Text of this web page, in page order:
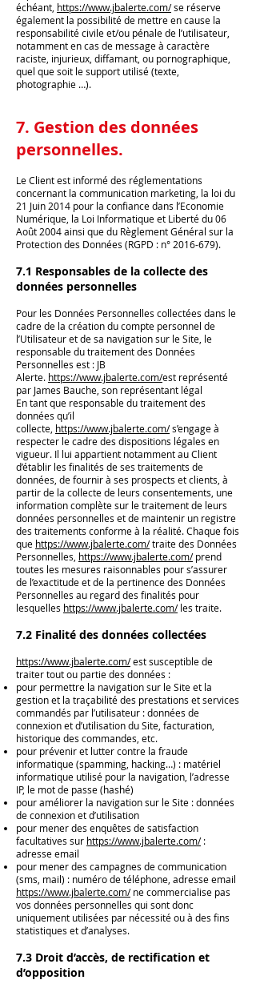
échéant, https://www.jbalerte.com/se réserve
également la possibilité de mettre en cause la
responsabilité civile et/ou pénale de l’utilisateur,
notamment en cas de message à caractère
raciste, injurieux, diffamant, ou pornographique,
quel que soit le support utilisé (texte,
photographie …).
7. Gestion des données
personnelles.
Le Client est informé des réglementations
concernant la communication marketing, la loi du
21 Juin 2014 pour la confiance dans l’Economie
Numérique, la Loi Informatique et Liberté du 06
Août 2004 ainsi que du Règlement Général sur la
Protection des Données (RGPD : n° 2016-679).
7.1 Responsables de la collecte des
données personnelles
Pour les Données Personnelles collectées dans le
cadre de la création du compte personnel de
l’Utilisateur et de sa navigation sur le Site, le
responsable du traitement des Données
Personnelles est : JB
Alerte. https://www.jbalerte.com/est représenté
par James Bauche, son représentant légal
En tant que responsable du traitement des
données qu’il
collecte, https://www.jbalerte.com/s’engage à
respecter le cadre des dispositions légales en
vigueur. Il lui appartient notamment au Client
d’établir les finalités de ses traitements de
données, de fournir à ses prospects et clients, à
partir de la collecte de leurs consentements, une
information complète sur le traitement de leurs
données personnelles et de maintenir un registre
des traitements conforme à la réalité. Chaque fois
que https://www.jbalerte.com/traite des Données
Personnelles, https://www.jbalerte.com/prend
toutes les mesures raisonnables pour s’assurer
de l’exactitude et de la pertinence des Données
Personnelles au regard des finalités pour
lesquelles https://www.jbalerte.com/les traite.
7.2 Finalité des données collectées
https://www.jbalerte.com/est susceptible de
traiter tout ou partie des données :
pour permettre la navigation sur le Site et la
gestion et la traçabilité des prestations et services
commandés par l’utilisateur : données de
connexion et d’utilisation du Site, facturation,
historique des commandes, etc.
pour prévenir et lutter contre la fraude
informatique (spamming, hacking…) : matériel
informatique utilisé pour la navigation, l’adresse
IP, le mot de passe (hashé)
pour améliorer la navigation sur le Site : données
de connexion et d’utilisation
pour mener des enquêtes de satisfaction
facultatives sur https://www.jbalerte.com/:
adresse email
pour mener des campagnes de communication
(sms, mail) : numéro de téléphone, adresse email
https://www.jbalerte.com/ne commercialise pas
vos données personnelles qui sont donc
uniquement utilisées par nécessité ou à des fins
statistiques et d’analyses.
7.3 Droit d’accès, de rectification et
d’opposition